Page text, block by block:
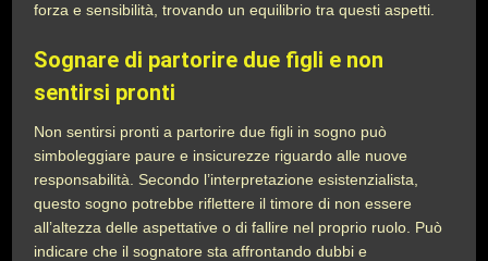
forza e sensibilità, trovando un equilibrio tra questi aspetti.
Sognare di partorire due figli e non
sentirsi pronti
Non sentirsi pronti a partorire due figli in sogno può
simboleggiare paure e insicurezze riguardo alle nuove
responsabilità. Secondo l’interpretazione esistenzialista,
questo sogno potrebbe riflettere il timore di non essere
all’altezza delle aspettative o di fallire nel proprio ruolo. Può
indicare che il sognatore sta affrontando dubbi e